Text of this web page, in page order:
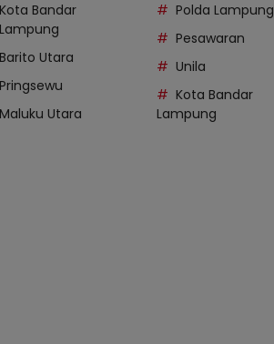
Kota Bandar
Lampung
Barito Utara
Pringsewu
Maluku Utara
Polda Lampung
Pesawaran
Unila
Kota Bandar
Lampung